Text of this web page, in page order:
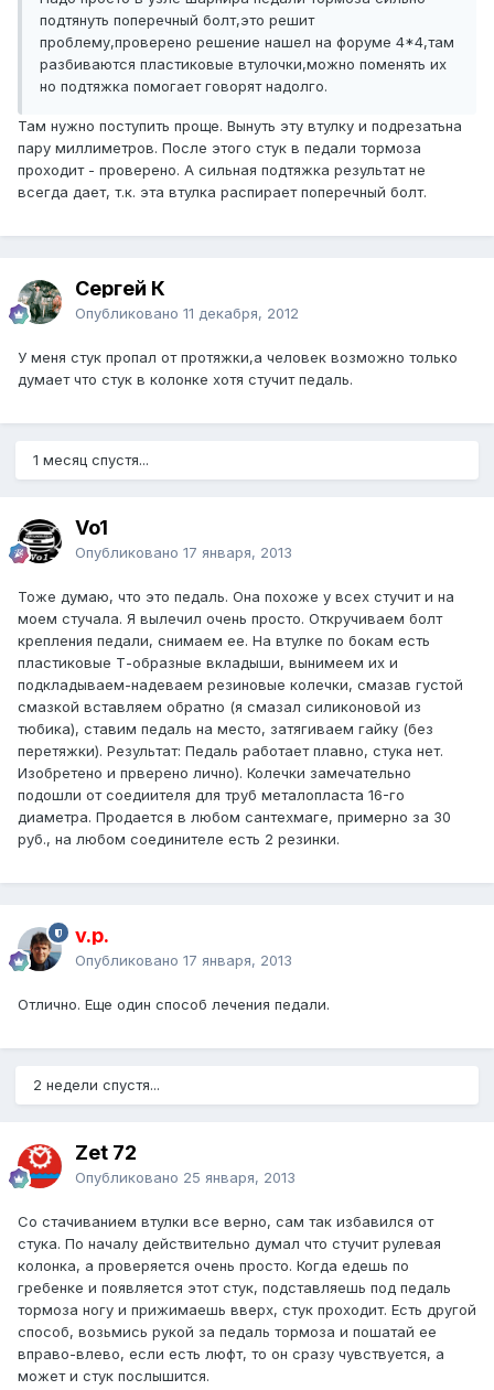
подтянуть поперечный болт,это решит
проблему,проверено решение нашел на форуме 4*4,там
разбиваются пластиковые втулочки,можно поменять их
но подтяжка помогает говорят надолго.
Там нужно поступить проще. Вынуть эту втулку и подрезатьна
пару миллиметров. После этого стук в педали тормоза
проходит - проверено. А сильная подтяжка результат не
всегда дает, т.к. эта втулка распирает поперечный болт.
Сергей К
Опубликовано 11 декабря, 2012
У меня стук пропал от протяжки,а человек возможно только
думает что стук в колонке хотя стучит педаль.
1 месяц спустя...
Vo1
Опубликовано 17 января, 2013
Тоже думаю, что это педаль. Она похоже у всех стучит и на
моем стучала. Я вылечил очень просто. Откручиваем болт
крепления педали, снимаем ее. На втулке по бокам есть
пластиковые Т-образные вкладыши, вынимеем их и
подкладываем-надеваем резиновые колечки, смазав густой
смазкой вставляем обратно (я смазал силиконовой из
тюбика), ставим педаль на место, затягиваем гайку (без
перетяжки). Результат: Педаль работает плавно, стука нет.
Изобретено и прверено лично). Колечки замечательно
подошли от соедиителя для труб металопласта 16-го
диаметра. Продается в любом сантехмаге, примерно за 30
руб., на любом соединителе есть 2 резинки.
v.p.
Опубликовано 17 января, 2013
Отлично. Еще один способ лечения педали.
2 недели спустя...
Zet 72
Опубликовано 25 января, 2013
Со стачиванием втулки все верно, сам так избавился от
стука. По началу действительно думал что стучит рулевая
колонка, а проверяется очень просто. Когда едешь по
гребенке и появляется этот стук, подставляешь под педаль
тормоза ногу и прижимаешь вверх, стук проходит. Есть другой
способ, возьмись рукой за педаль тормоза и пошатай ее
вправо-влево, если есть люфт, то он сразу чувствуется, а
может и стук послышится.